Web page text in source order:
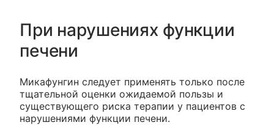
При нарушениях функции
печени
Микафунгин следует применять только после
тщательной оценки ожидаемой пользы и
существующего риска терапии у пациентов с
нарушениями функции печени.